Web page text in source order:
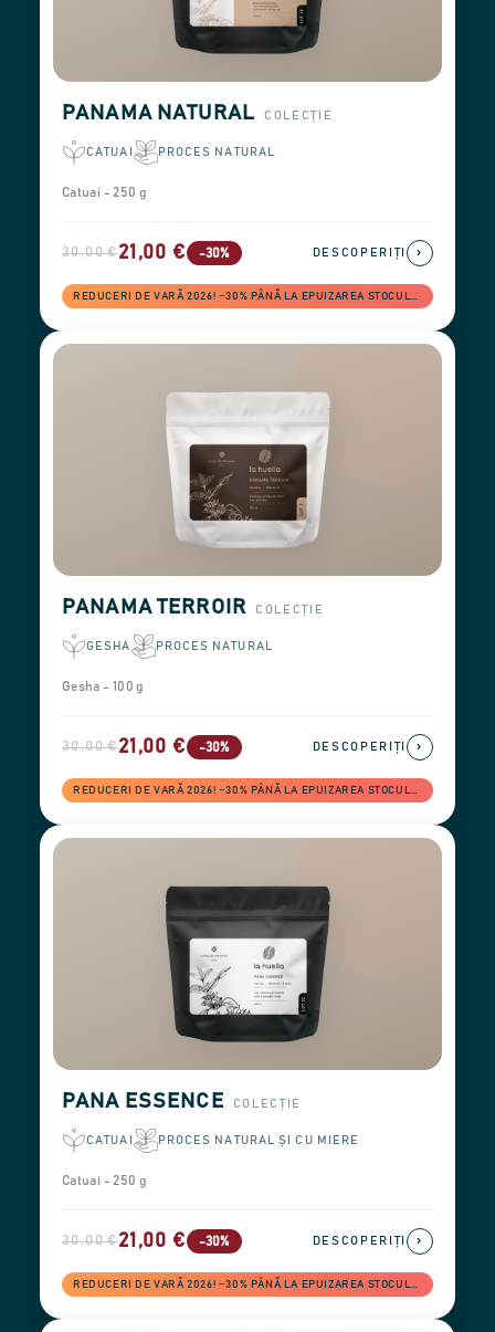
PANAMA NATURAL COLECȚIE
CATUAI PROCES NATURAL
Catuai - 250 g
30,00 €21,00 € -30%
REDUCERI DE VARĂ 2026! −30% PÂNĂ LA EPUIZAREA STOCULUI
DESCOPERIȚI ›
PANAMA TERROIR COLECȚIE
GESHA PROCES NATURAL
Gesha - 100 g
30,00 €21,00 € -30%
REDUCERI DE VARĂ 2026! −30% PÂNĂ LA EPUIZAREA STOCULUI
DESCOPERIȚI ›
PANA ESSENCE COLECȚIE
CATUAI PROCES NATURAL ȘI CU MIERE
Catuai - 250 g
30,00 €21,00 € -30%
REDUCERI DE VARĂ 2026! −30% PÂNĂ LA EPUIZAREA STOCULUI
DESCOPERIȚI ›